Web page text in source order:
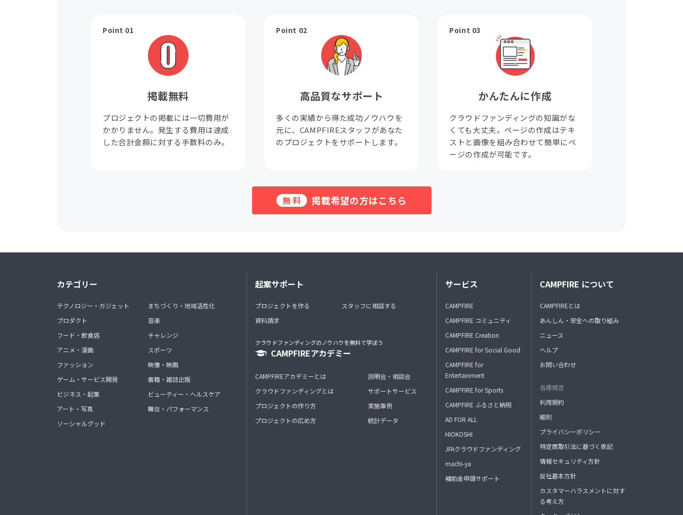
Point 01
掲載無料
プロジェクトの掲載には一切費用が
かかりません。発生する費用は達成
した合計金額に対する手数料のみ。
Point 02
高品質なサポート
多くの実績から得た成功ノウハウを
元に、CAMPFIREスタッフがあなた
のプロジェクトをサポートします。
Point 03
かんたんに作成
クラウドファンディングの知識がな
くても大丈夫。ページの作成はテキ
ストと画像を組み合わせて簡単にペ
ージの作成が可能です。
無料 掲載希望の方はこちら
カテゴリー
テクノロジー・ガジェット
プロダクト
フード・飲食店
アニメ・漫画
ファッション
ゲーム・サービス開発
ビジネス・起業
アート・写真
ソーシャルグッド
まちづくり・地域活性化
音楽
チャレンジ
スポーツ
映像・映画
書籍・雑誌出版
ビューティー・ヘルスケア
舞台・パフォーマンス
起案サポート
プロジェクトを作る
資料請求
スタッフに相談する
クラウドファンディングのノウハウを無料で学ぼう
CAMPFIREアカデミー
CAMPFIREアカデミーとは
クラウドファンディングとは
プロジェクトの作り方
プロジェクトの広め方
説明会・相談会
サポートサービス
実施事例
統計データ
サービス
CAMPFIRE
CAMPFIRE コミュニティ
CAMPFIRE Creation
CAMPFIRE for Social Good
CAMPFIRE for
Entertainment
CAMPFIRE for Sports
CAMPFIRE ふるさと納税
AD FOR ALL
HIOKOSHI
JFAクラウドファンディング
machi-ya
補助金申請サポート
CAMPFIRE について
CAMPFIREとは
あんしん・安全への取り組み
ニュース
ヘルプ
お問い合わせ
各種規定
利用規約
細則
プライバシーポリシー
特定商取引法に基づく表記
情報セキュリティ方針
反社基本方針
カスタマーハラスメントに対す
る考え方